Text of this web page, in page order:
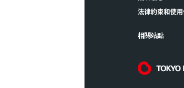
法律約束和使
相關站點